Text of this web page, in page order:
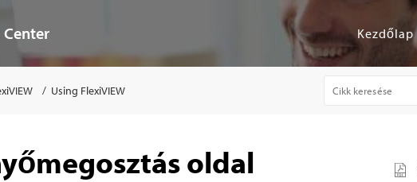
Center Kezdőlap
Using FlexiVIEW
oldal